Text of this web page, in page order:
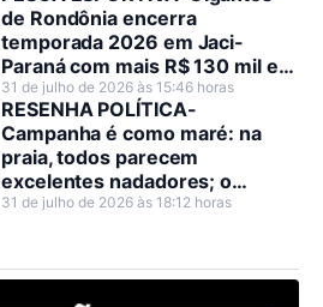
de Rondônia encerra
temporada 2026 em Jaci-
Paraná com mais R$ 130 mil em
premiações
31 de julho de 2026 às 15:46 horas
RESENHA POLÍTICA-
Campanha é como maré: na
praia, todos parecem
excelentes nadadores; o
problema surge quando o mar
31 de julho de 2026 às 18:12 horas